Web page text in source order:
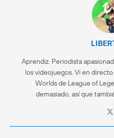
Aprendiz. Periodista
los videojuegos. Vi en
Worlds de League of
demasiado, así que